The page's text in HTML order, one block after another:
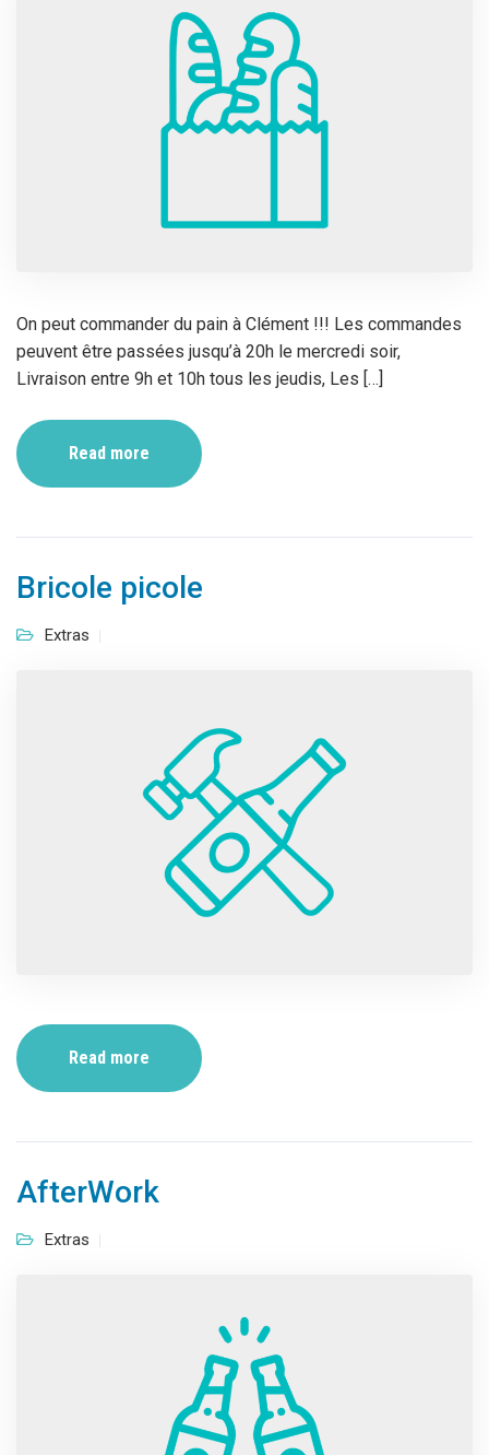
On peut commander du pain à Clément !!! Les commandes
peuvent être passées jusqu’à 20h le mercredi soir,
Livraison entre 9h et 10h tous les jeudis, Les […]
Read more
Bricole picole
Extras
Read more
AfterWork
Extras